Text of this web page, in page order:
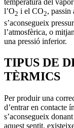
temperatura del
l’O2 i el CO2, passin
s’aconsegueix
l’atmosfèrica, o
una pressió inferior.
TIPUS DE
TÈRMICS
Per produir una
d’entrar en contacte
s’aconsegueix
aquest sentit,